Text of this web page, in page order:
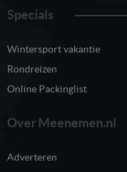
Specials
Wintersport vakantie
Rondreizen
Online Packinglist
Over Meenemen.nl
Adverteren